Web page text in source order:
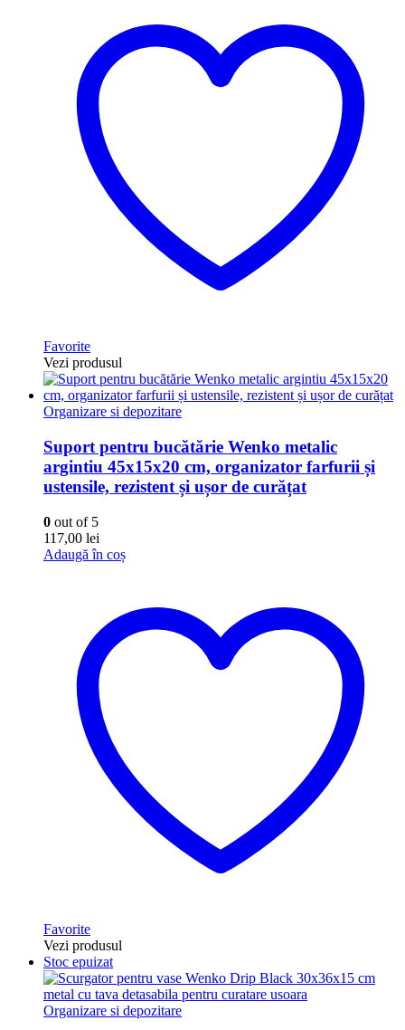
Favorite
Vezi produsul
Organizare si depozitare
Suport pentru bucătărie Wenko metalic
argintiu 45x15x20 cm, organizator farfurii și
ustensile, rezistent și ușor de curățat
0 out of 5
117,00 lei
Adaugă în coș
Favorite
Vezi produsul
Stoc epuizat
Organizare si depozitare